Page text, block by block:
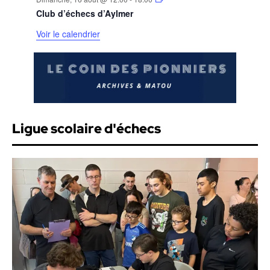
Club d’échecs d’Aylmer
Voir le calendrier
Ligue scolaire d'échecs